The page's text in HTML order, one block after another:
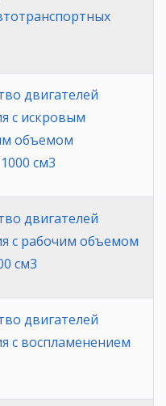
двигателей
с искровым
объемом
см3
двигателей
с рабочим объемом
см3
двигателей
с воспламенением